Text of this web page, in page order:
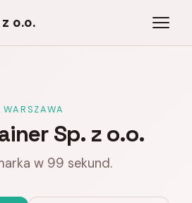
o.o.
WARSZAWA
Sp. z o.o.
w 99 sekund.